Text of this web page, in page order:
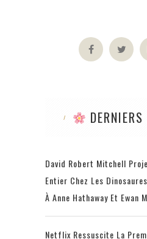
David Robert Mitchell
Entier Chez Les
À Anne Hathaway Et Ewan
Netflix Ressuscite La